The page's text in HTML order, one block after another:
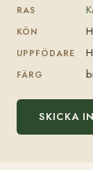
RAS
KÖN
UPPFÖDARE
FÄRG
SKICKA